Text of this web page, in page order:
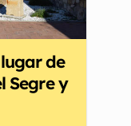
de
Segre y